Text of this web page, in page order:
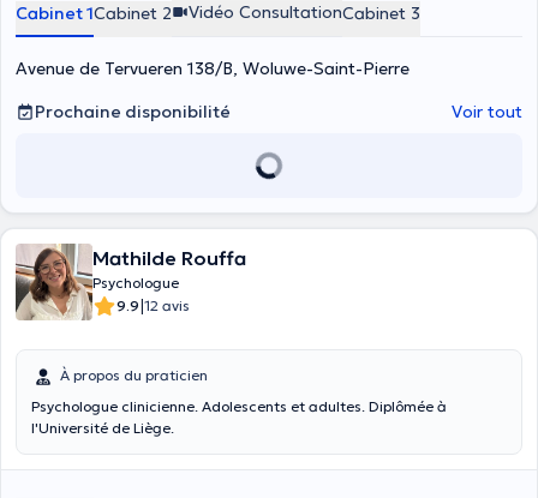
Cabinet 1Cabinet 2 Vidéo ConsultationCabinet 3
Avenue de Tervueren 138/B, Woluwe-Saint-Pierre
Prochaine disponibilité
Voir tout
Mathilde Rouffa
Psychologue
9.9|12 avis
À propos du praticien
Psychologue clinicienne. Adolescents et adultes. Diplômée à
l'Université de Liège.